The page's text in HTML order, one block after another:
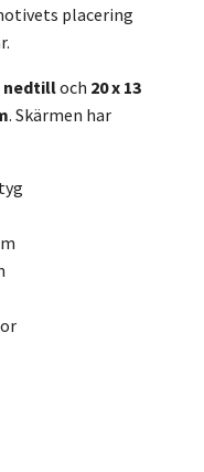
placering
nedtilloch 20 x 13
. Skärmen har